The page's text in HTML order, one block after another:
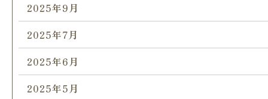
2025年9月
2025年7月
2025年6月
2025年5月